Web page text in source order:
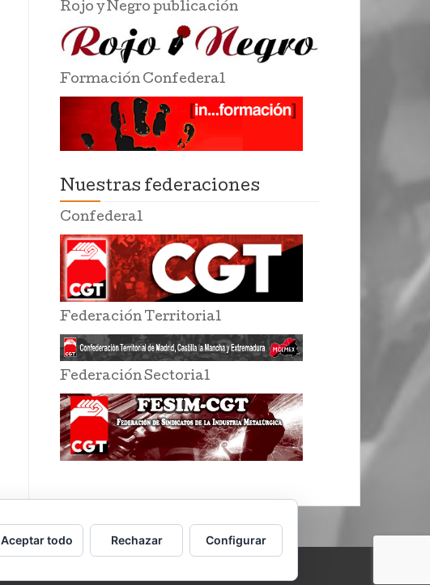
Rojo y Negro publicación
Formación Confederal
Nuestras federaciones
Confederal
Federación Territorial
Federación Sectorial
Aceptar todo Rechazar Configurar